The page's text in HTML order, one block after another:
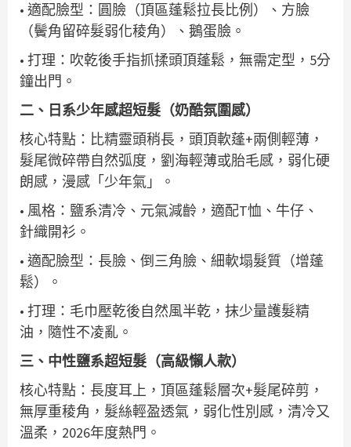
• 適配臉型：圓臉（頂區蓬鬆拉長比例）、方臉
（鬢角留碎髮弱化稜角）、鵝蛋臉。
• 打理：吹乾後手指抓揉頭頂蓬鬆，無需定型，5分
鐘出門。
二、日系少年感超短髮（奶酷氛圍感）
核心特點：比精靈頭稍長，頭頂軟蓬+兩側輕薄，
髮尾微碎帶自然弧度，劉海輕薄或胎毛感，弱化硬
朗感，漫感「少年氣」。
• 風格：鹽系清冷、元氣減齡，適配T恤、牛仔、
針織開衫。
• 適配臉型：長臉、倒三角臉、細軟塌髮質（增蓬
鬆）。
• 打理：毛巾壓乾後自然風半乾，抹少量護髮精
油，隨性不凌亂。
三、中性鹽系超短髮（高級懶人款）
核心特點：長度耳上，頂區蓬鬆層次+髮尾碎剪，
無厚重稜角，髮絲輕盈透氣，弱化性別感，清冷又
溫柔，2026年度熱門。